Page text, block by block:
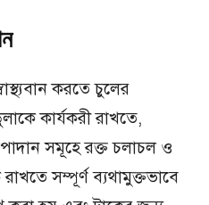
করতে চুলের
কার্যকরী রাখতে,
সমূহে রক্ত চলাচল ও
সম্পূর্ণ ব্যথামুক্তভাবে